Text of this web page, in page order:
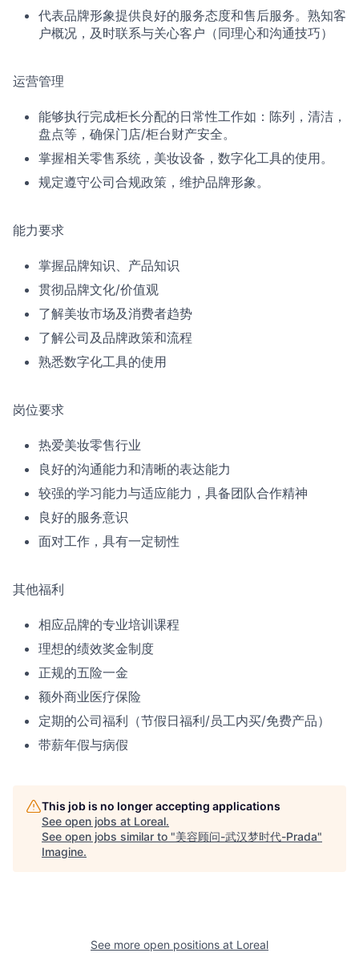
代表品牌形象提供良好的服务态度和售后服务。熟知客
户概况，及时联系与关心客户（同理心和沟通技巧）
运营管理
能够执行完成柜长分配的日常性工作如：陈列，清洁，
盘点等，确保门店/柜台财产安全。
掌握相关零售系统，美妆设备，数字化工具的使用。
规定遵守公司合规政策，维护品牌形象。
能力要求
掌握品牌知识、产品知识
贯彻品牌文化/价值观
了解美妆市场及消费者趋势
了解公司及品牌政策和流程
熟悉数字化工具的使用
岗位要求
热爱美妆零售行业
良好的沟通能力和清晰的表达能力
较强的学习能力与适应能力，具备团队合作精神
良好的服务意识
面对工作，具有一定韧性
其他福利
相应品牌的专业培训课程
理想的绩效奖金制度
正规的五险一金
额外商业医疗保险
定期的公司福利（节假日福利/员工内买/免费产品）
带薪年假与病假
This job is no longer accepting applications
See open jobs at Loreal.
See open jobs similar to "美容顾问-武汉梦时代-Prada"
Imagine.
See more open positions at Loreal